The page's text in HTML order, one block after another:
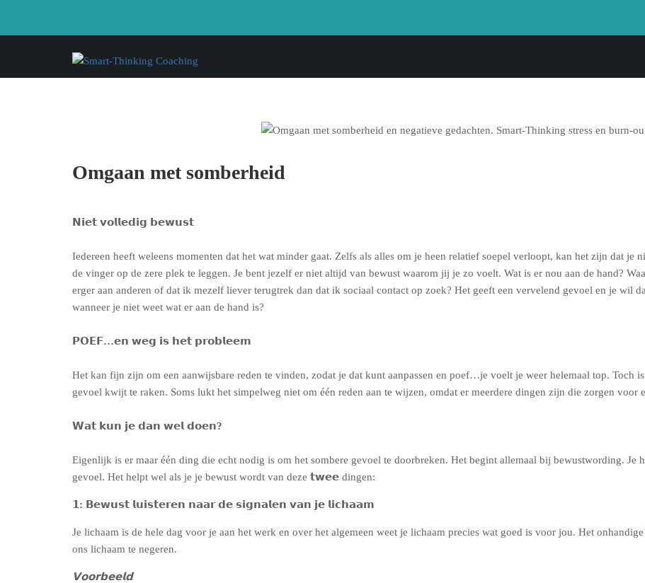
Omgaan met somberheid
𝗡𝗶𝗲𝘁 𝘃𝗼𝗹𝗹𝗲𝗱𝗶𝗴 𝗯𝗲𝘄𝘂𝘀𝘁
Iedereen heeft weleens momenten dat het wat minder gaat. Zelfs als alles om je heen relatief soepel verloopt, kan het zijn dat
de vinger op de zere plek te leggen. Je bent jezelf er niet altijd van bewust waarom jij je zo voelt. Wat is er nou aan de hand?
erger aan anderen of dat ik mezelf liever terugtrek dan dat ik sociaal contact op zoek? Het geeft een vervelend gevoel en je wil
wanneer je niet weet wat er aan de hand is?
𝗣𝗢𝗘𝗙…𝗲𝗻 𝘄𝗲𝗴 𝗶𝘀 𝗵𝗲𝘁 𝗽𝗿𝗼𝗯𝗹𝗲𝗲𝗺
Het kan fijn zijn om een aanwijsbare reden te vinden, zodat je dat kunt aanpassen en poef…je voelt je weer helemaal top. Toch
gevoel kwijt te raken. Soms lukt het simpelweg niet om één reden aan te wijzen, omdat er meerdere dingen zijn die zorgen voor
𝗪𝗮𝘁 𝗸𝘂𝗻 𝗷𝗲 𝗱𝗮𝗻 𝘄𝗲𝗹 𝗱𝗼𝗲𝗻?
Eigenlijk is er maar één ding die echt nodig is om het sombere gevoel te doorbreken. Het begint allemaal bij bewustwording.
gevoel. Het helpt wel als je je bewust wordt van deze 𝘁𝘄𝗲𝗲 dingen:
𝟭: 𝗕𝗲𝘄𝘂𝘀𝘁 𝗹𝘂𝗶𝘀𝘁𝗲𝗿𝗲𝗻 𝗻𝗮𝗮𝗿 𝗱𝗲 𝘀𝗶𝗴𝗻𝗮𝗹𝗲𝗻 𝘃𝗮𝗻 𝗷𝗲 𝗹𝗶𝗰𝗵𝗮𝗮𝗺
Je lichaam is de hele dag voor je aan het werk en over het algemeen weet je lichaam precies wat goed is voor jou. Het
ons lichaam te negeren.
𝗩𝗼𝗼𝗿𝗯𝗲𝗲𝗹𝗱